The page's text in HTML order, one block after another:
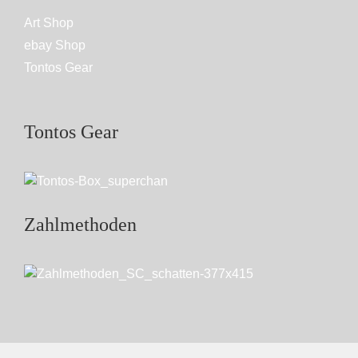
Art Shop
ebay Shop
Tontos Gear
Tontos Gear
Zahlmethoden